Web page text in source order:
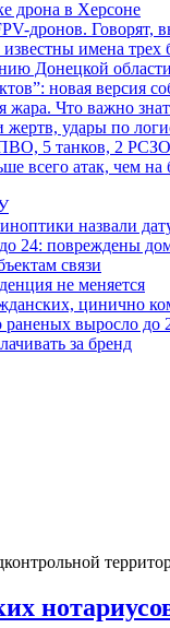
дрона в Херсоне
дронов. Говорят,
имена трех
Донецкой
новая версия
Что важно
жертв, удары по
5 танков, 2
всего атак, чем
назвали
24: повреждены
связи
не меняется
цинично
выросло до
за бренд